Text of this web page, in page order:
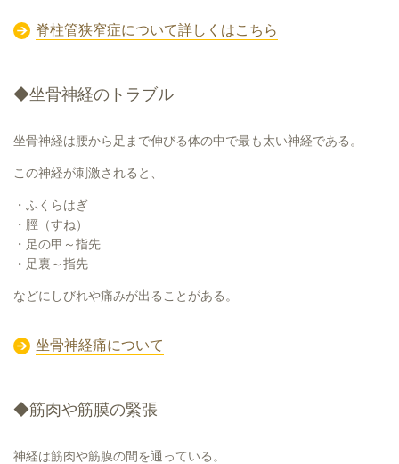
脊柱管狭窄症について詳しくはこちら
◆坐骨神経のトラブル
坐骨神経は腰から足まで伸びる体の中で最も太い神経である。
この神経が刺激されると、
・ふくらはぎ
・脛（すね）
・足の甲～指先
・足裏～指先
などにしびれや痛みが出ることがある。
坐骨神経痛について
◆筋肉や筋膜の緊張
神経は筋肉や筋膜の間を通っている。